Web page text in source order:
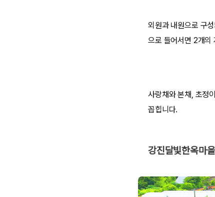
외원과 내원으로 구
으로 들어서면 2개
사랑채와 본채, 초정
꼽힙니다.
강진달빛한옥마을